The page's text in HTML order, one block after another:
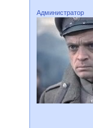
Администратор